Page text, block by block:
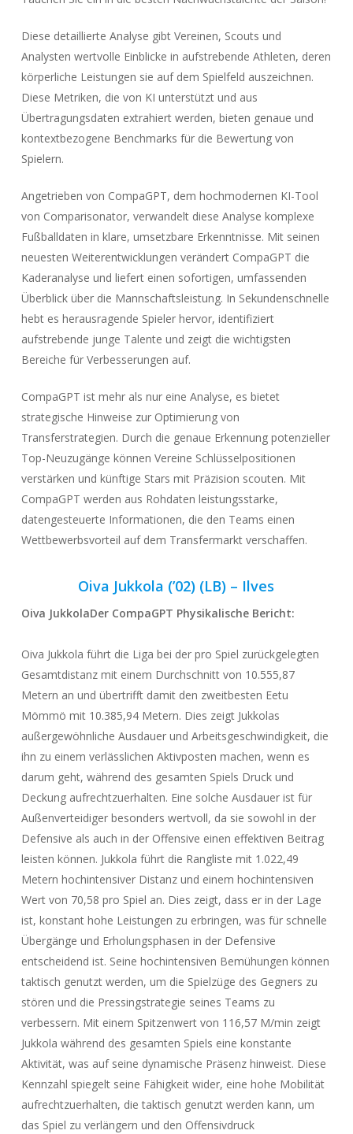
Diese detaillierte Analyse gibt Vereinen, Scouts und
Analysten wertvolle Einblicke in aufstrebende Athleten, deren
körperliche Leistungen sie auf dem Spielfeld auszeichnen.
Diese Metriken, die von KI unterstützt und aus
Übertragungsdaten extrahiert werden, bieten genaue und
kontextbezogene Benchmarks für die Bewertung von
Spielern.
Angetrieben von CompaGPT, dem hochmodernen KI-Tool
von Comparisonator, verwandelt diese Analyse komplexe
Fußballdaten in klare, umsetzbare Erkenntnisse. Mit seinen
neuesten Weiterentwicklungen verändert CompaGPT die
Kaderanalyse und liefert einen sofortigen, umfassenden
Überblick über die Mannschaftsleistung. In Sekundenschnelle
hebt es herausragende Spieler hervor, identifiziert
aufstrebende junge Talente und zeigt die wichtigsten
Bereiche für Verbesserungen auf.
CompaGPT ist mehr als nur eine Analyse, es bietet
strategische Hinweise zur Optimierung von
Transferstrategien. Durch die genaue Erkennung potenzieller
Top-Neuzugänge können Vereine Schlüsselpositionen
verstärken und künftige Stars mit Präzision scouten. Mit
CompaGPT werden aus Rohdaten leistungsstarke,
datengesteuerte Informationen, die den Teams einen
Wettbewerbsvorteil auf dem Transfermarkt verschaffen.
Oiva Jukkola (’02) (LB) – Ilves
Oiva JukkolaDer CompaGPT Physikalische Bericht:
Oiva Jukkola führt die Liga bei der pro Spiel zurückgelegten
Gesamtdistanz mit einem Durchschnitt von 10.555,87
Metern an und übertrifft damit den zweitbesten Eetu
Mömmö mit 10.385,94 Metern. Dies zeigt Jukkolas
außergewöhnliche Ausdauer und Arbeitsgeschwindigkeit, die
ihn zu einem verlässlichen Aktivposten machen, wenn es
darum geht, während des gesamten Spiels Druck und
Deckung aufrechtzuerhalten. Eine solche Ausdauer ist für
Außenverteidiger besonders wertvoll, da sie sowohl in der
Defensive als auch in der Offensive einen effektiven Beitrag
leisten können. Jukkola führt die Rangliste mit 1.022,49
Metern hochintensiver Distanz und einem hochintensiven
Wert von 70,58 pro Spiel an. Dies zeigt, dass er in der Lage
ist, konstant hohe Leistungen zu erbringen, was für schnelle
Übergänge und Erholungsphasen in der Defensive
entscheidend ist. Seine hochintensiven Bemühungen können
taktisch genutzt werden, um die Spielzüge des Gegners zu
stören und die Pressingstrategie seines Teams zu
verbessern. Mit einem Spitzenwert von 116,57 M/min zeigt
Jukkola während des gesamten Spiels eine konstante
Aktivität, was auf seine dynamische Präsenz hinweist. Diese
Kennzahl spiegelt seine Fähigkeit wider, eine hohe Mobilität
aufrechtzuerhalten, die taktisch genutzt werden kann, um
das Spiel zu verlängern und den Offensivdruck